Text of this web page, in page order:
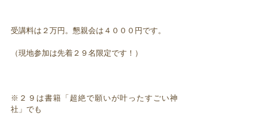
受講料は２万円。懇親会は４０００円です。
（現地参加は先着２９名限定です！）
※２９は書籍「超絶で願いが叶ったすごい神
社」でも